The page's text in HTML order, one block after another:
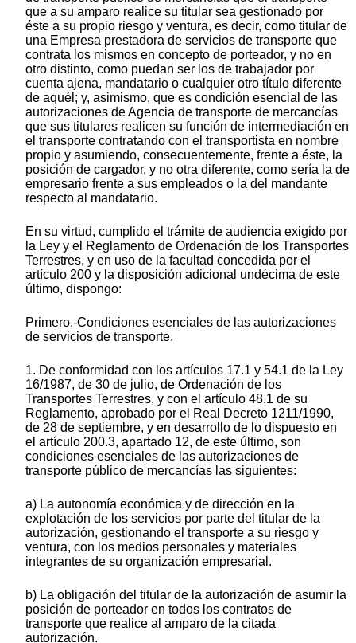
que a su amparo realice su titular sea gestionado por
éste a su propio riesgo y ventura, es decir, como titular de
una Empresa prestadora de servicios de transporte que
contrata los mismos en concepto de porteador, y no en
otro distinto, como puedan ser los de trabajador por
cuenta ajena, mandatario o cualquier otro título diferente
de aquél; y, asimismo, que es condición esencial de las
autorizaciones de Agencia de transporte de mercancías
que sus titulares realicen su función de intermediación en
el transporte contratando con el transportista en nombre
propio y asumiendo, consecuentemente, frente a éste, la
posición de cargador, y no otra diferente, como sería la de
empresario frente a sus empleados o la del mandante
respecto al mandatario.
En su virtud, cumplido el trámite de audiencia exigido por
la Ley y el Reglamento de Ordenación de los Transportes
Terrestres, y en uso de la facultad concedida por el
artículo 200 y la disposición adicional undécima de este
último, dispongo:
Primero.-Condiciones esenciales de las autorizaciones
de servicios de transporte.
1. De conformidad con los artículos 17.1 y 54.1 de la Ley
16/1987, de 30 de julio, de Ordenación de los
Transportes Terrestres, y con el artículo 48.1 de su
Reglamento, aprobado por el Real Decreto 1211/1990,
de 28 de septiembre, y en desarrollo de lo dispuesto en
el artículo 200.3, apartado 12, de este último, son
condiciones esenciales de las autorizaciones de
transporte público de mercancías las siguientes:
a) La autonomía económica y de dirección en la
explotación de los servicios por parte del titular de la
autorización, gestionando el transporte a su riesgo y
ventura, con los medios personales y materiales
integrantes de su organización empresarial.
b) La obligación del titular de la autorización de asumir la
posición de porteador en todos los contratos de
transporte que realice al amparo de la citada
autorización.